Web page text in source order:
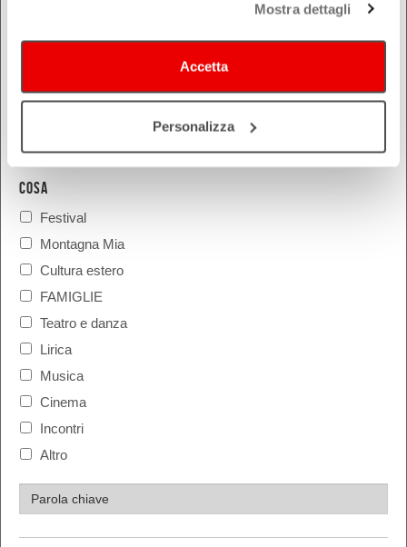
Mostra dettagli
Accetta
Personalizza
COSA
Festival
Montagna Mia
Cultura estero
FAMIGLIE
Teatro e danza
Lirica
Musica
Cinema
Incontri
Altro